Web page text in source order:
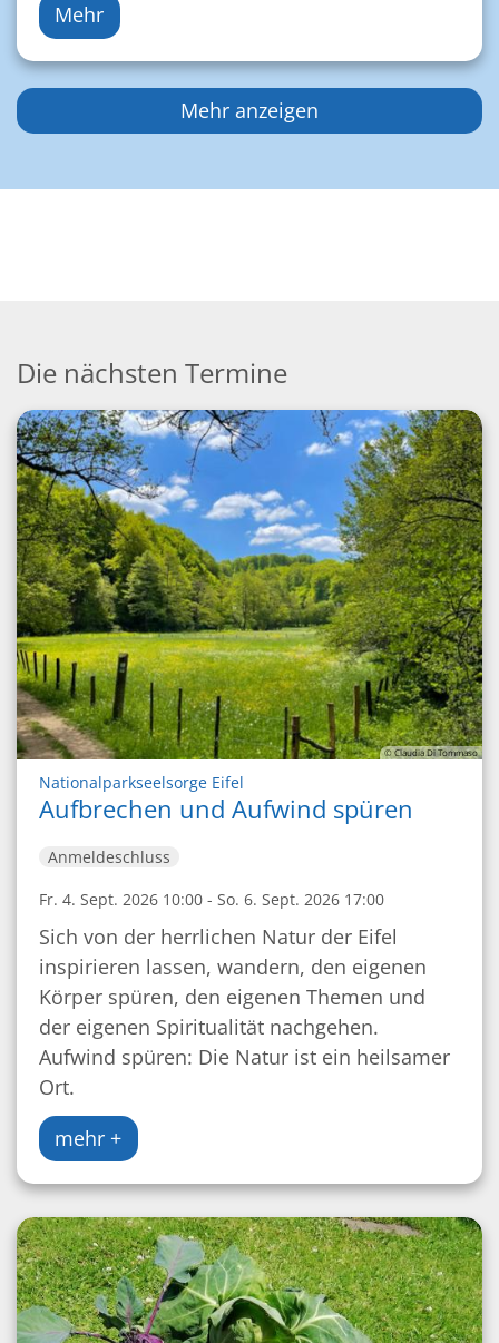
Mehr
Mehr anzeigen
Die nächsten Termine
© Claudia Di Tommaso
Nationalparkseelsorge Eifel
Aufbrechen und Aufwind spüren
Anmeldeschluss
Fr. 4. Sept. 2026 10:00 - So. 6. Sept. 2026 17:00
Sich von der herrlichen Natur der Eifel
inspirieren lassen, wandern, den eigenen
Körper spüren, den eigenen Themen und
der eigenen Spiritualität nachgehen.
Aufwind spüren: Die Natur ist ein heilsamer
Ort.
mehr +